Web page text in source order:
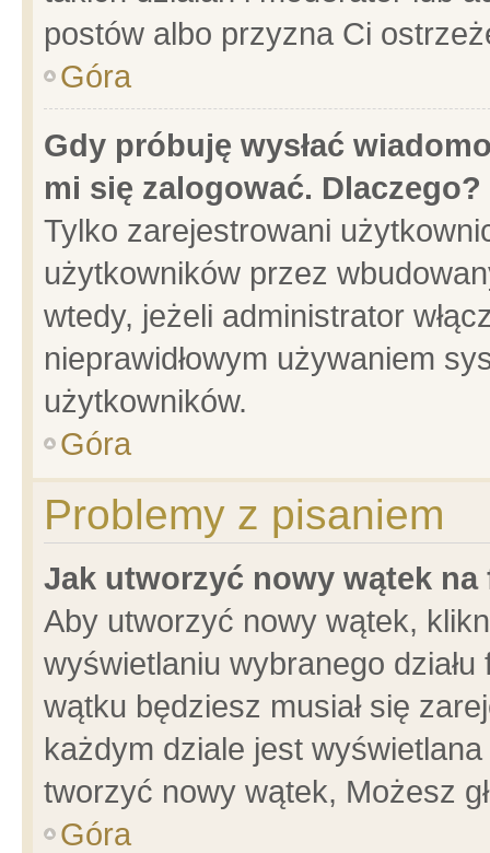
postów albo przyzna Ci
Góra
Gdy próbuję wysłać
mi się zalogować. Dlaczego?
Tylko zarejestrowani
użytkowników przez
wtedy, jeżeli administrator
nieprawidłowym używaniem
użytkowników.
Góra
Problemy z pisaniem
Jak utworzyć nowy wątek na
Aby utworzyć nowy wątek,
wyświetlaniu wybranego
wątku będziesz musiał się
każdym dziale jest
tworzyć nowy wątek, Możesz
Góra